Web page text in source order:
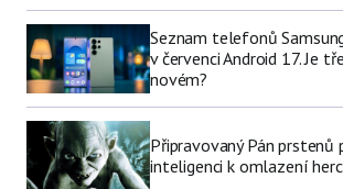
Seznam telefonů
v červenci Android 17. Je
novém?
Připravovaný Pán prstenů
inteligenci k omlazení